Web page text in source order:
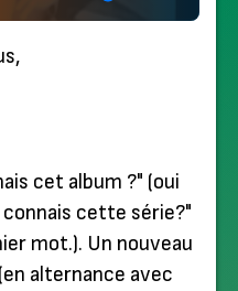
cet album ?" (oui
cette série?"
mot.). Un nouveau
alternance avec